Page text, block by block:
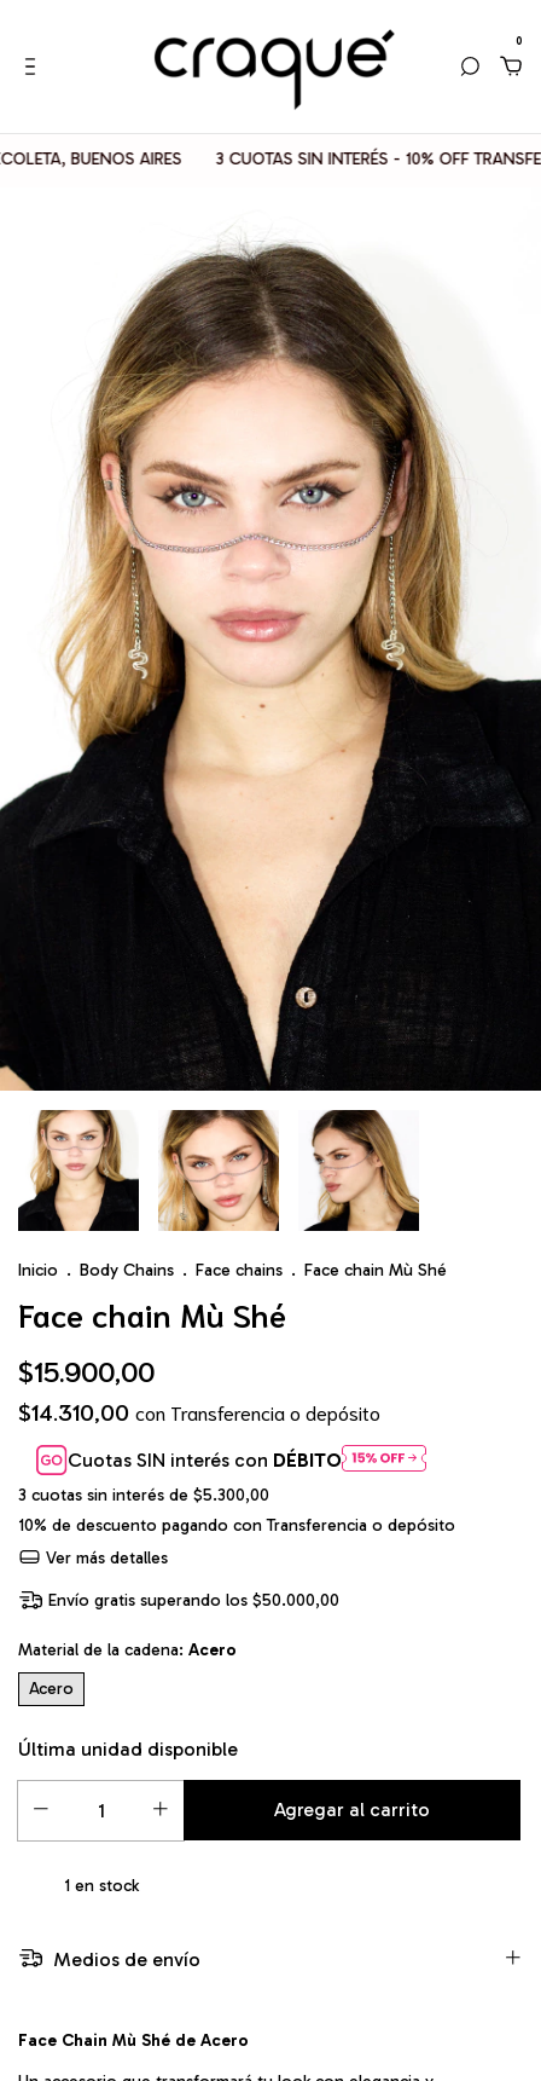
0
BUENOS AIRES 3 CUOTAS SIN INTERÉS - 10% OFF
Inicio . Body Chains . Face chains . Face chain Mù Shé
Face chain Mù Shé
$15.900,00
$14.310,00 con Transferencia o depósito
Cuotas SIN interés con DÉBITO
3 cuotas sin interés de $5.300,00
10% de descuento pagando con Transferencia o depósito
Ver más detalles
Envío gratis superando los$50.000,00
Material de la cadena: Acero
Acero
Última unidad disponible
1en stock
Medios de envío
Face Chain Mù Shé de Acero